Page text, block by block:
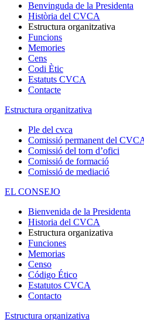
Benvinguda de la Presidenta
Història del CVCA
Estructura organitzativa
Funcions
Memories
Cens
Codi Ètic
Estatuts CVCA
Contacte
Estructura organitzativa
Ple del cvca
Comissió permanent del
Comissió del torn d’ofici
Comissió de formació
Comissió de mediació
EL CONSEJO
Bienvenida de la Presidenta
Historia del CVCA
Estructura organizativa
Funciones
Memorias
Censo
Código Ético
Estatutos CVCA
Contacto
Estructura organizativa